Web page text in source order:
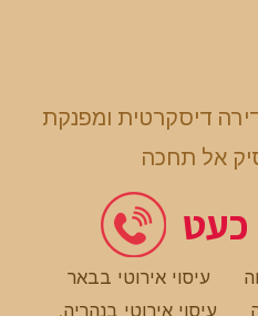
דיסקרטית ומפנקת
אל תחכה
כעט
עיסוי אירוטי בבאר
עיסוי אירוטי בנהריה.